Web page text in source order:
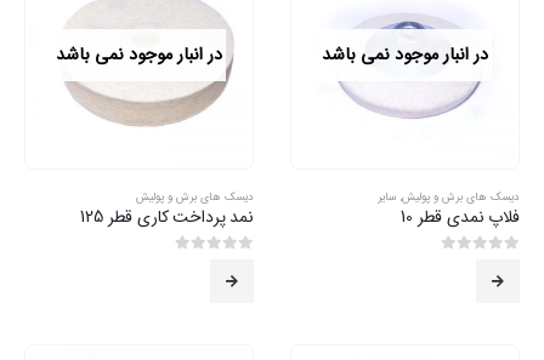
در انبار موجود نمی باشد
دیسک های برش و پولیش, سایر
فلاپ نمدی قطر 10
در انبار موجود نمی باشد
دیسک های برش و پولیش
نمد پرداخت کاری قطر 125